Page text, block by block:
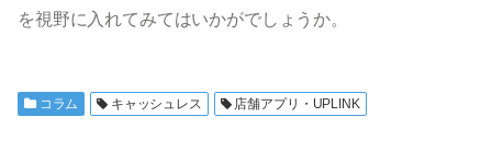
を視野に入れてみてはいかがでしょうか。
コラム キャッシュレス 店舗アプリ・UPLINK